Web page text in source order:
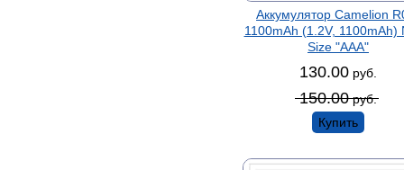
Аккумулятор Camelion
1100mAh (1.2V, 1100mAh)
Size "AAA"
130.00 руб.
150.00 руб.
Купить